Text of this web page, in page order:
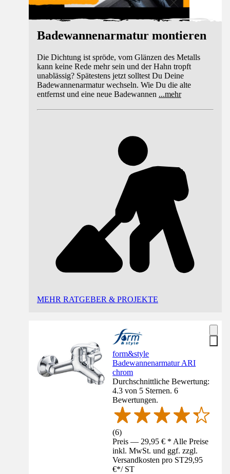
Badewannenarmatur montieren
Die Dichtung ist spröde, vom Glänzen des Metalls
kann keine Rede mehr sein und der Hahn tropft
unablässig? Spätestens jetzt solltest Du Deine
Badewannenarmatur wechseln. Wie Du die alte
entfernst und eine neue Badewannen ...mehr
MEHR RATGEBER & PROJEKTE
form&style
Badewannenarmatur ARI
chrom
Durchschnittliche Bewertung:
4.3 von 5 Sternen. 6
Bewertungen.
(6)
Preis — 29,95 € * Alle Preise
inkl. MwSt. und ggf. zzgl.
Versandkosten pro ST29,95
€*/ ST